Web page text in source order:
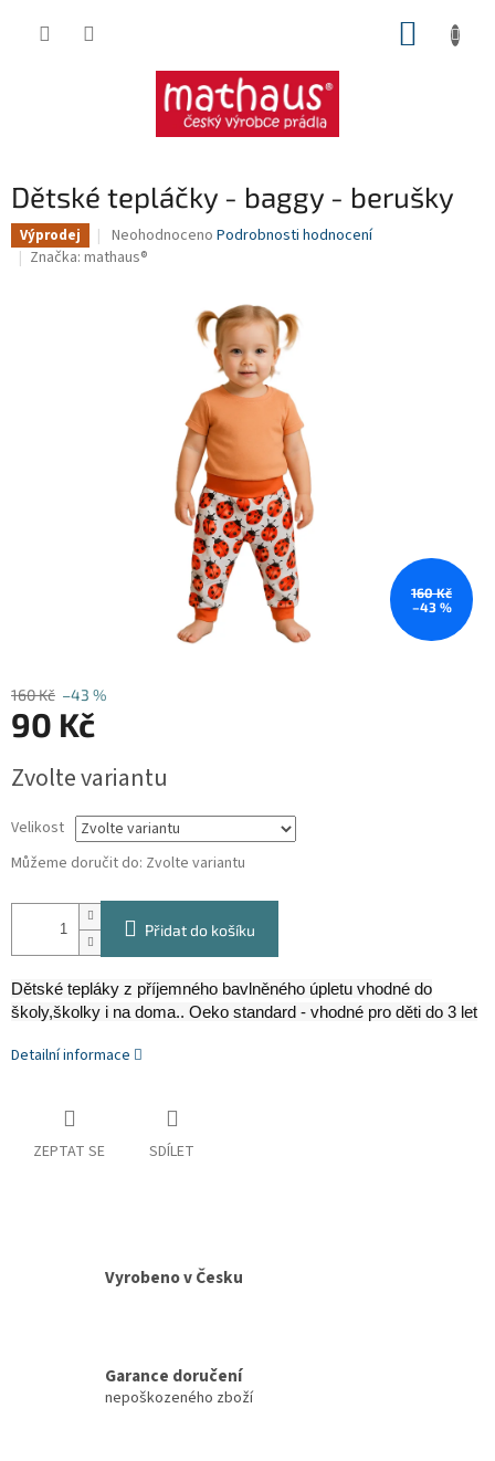
Dětské tepláčky - baggy - berušky
Výprodej
Průměrné
hodnocení
Neohodnoceno Podrobnosti hodnocení
Značka: mathaus®
160 Kč
–43 %
160 Kč –43 %
90 Kč
cena:
Zvolte variantu
Velikost
Můžeme doručit do: Zvolte variantu
Přidat do košíku
Dětské tepláky z příjemného bavlněného úpletu vhodné do
školy,školky i na doma.. Oeko standard - vhodné pro děti do 3 let
Detailní informace
ZEPTAT SE SDÍLET
Vyrobeno v Česku
Garance doručení
nepoškozeného zboží